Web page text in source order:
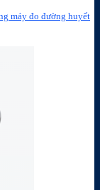
máy đo đường huyết